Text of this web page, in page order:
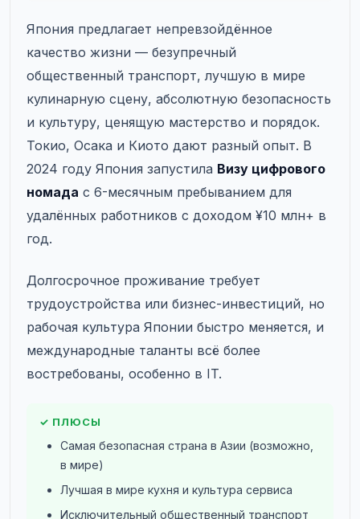
Япония предлагает непревзойдённое
качество жизни — безупречный
общественный транспорт, лучшую в мире
кулинарную сцену, абсолютную безопасность
и культуру, ценящую мастерство и порядок.
Токио, Осака и Киото дают разный опыт. В
2024 году Япония запустила Визу цифрового
номада с 6-месячным пребыванием для
удалённых работников с доходом ¥10 млн+ в
год.
Долгосрочное проживание требует
трудоустройства или бизнес-инвестиций, но
рабочая культура Японии быстро меняется, и
международные таланты всё более
востребованы, особенно в IT.
✓ ПЛЮСЫ
Самая безопасная страна в Азии (возможно,
в мире)
Лучшая в мире кухня и культура сервиса
Исключительный общественный транспорт